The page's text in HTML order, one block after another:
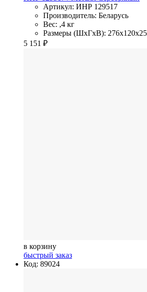
Артикул: ИНР 129517
Производитель: Беларусь
Вес: ,4 кг
Размеры (ШхГхВ):
5 151 ₽
в корзину
быстрый заказ
Код: 89024